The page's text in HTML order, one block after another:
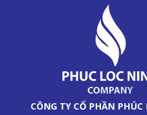
CÔNG TY CỔ PHẦN